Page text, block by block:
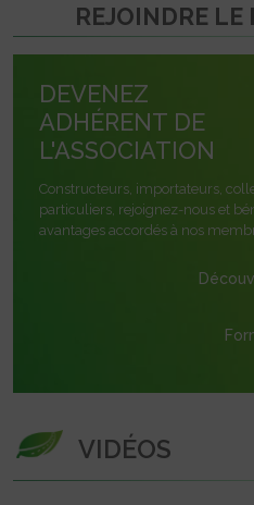
REJOINDRE LE
DEVENEZ
ADHÉRENT DE
L'ASSOCIATION
Constructeurs, importateurs,
particuliers, rejoignez-nous et
avantages accordés à nos
VIDÉOS